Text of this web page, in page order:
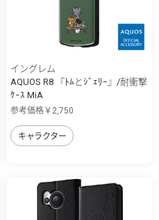
イングレム
AQUOS R8 『ﾄﾑとｼﾞｪﾘｰ』/耐衝撃
ｹｰｽ MiA
参考価格￥2,750
キャラクター